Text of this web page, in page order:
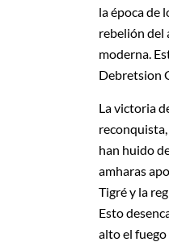
la época de
rebelión del
moderna.
Debretsion
La victoria
han huido
amharas
Tigré y la
Esto
alto el